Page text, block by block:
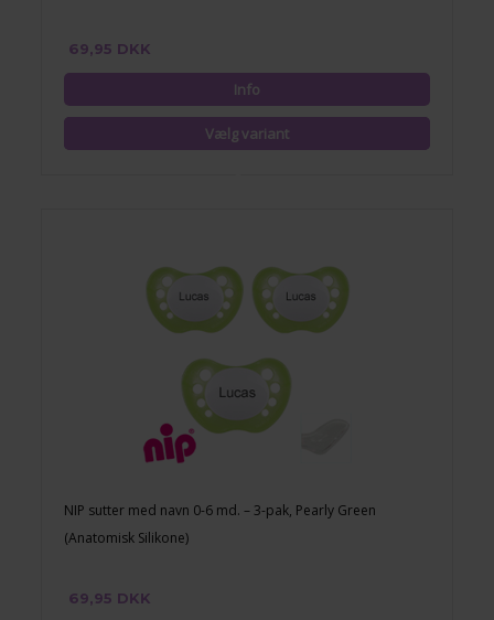
69,95 DKK
NIP sutter med navn 0-6 md. – 3-pak, Pearly Green
(Anatomisk Silikone)
69,95 DKK